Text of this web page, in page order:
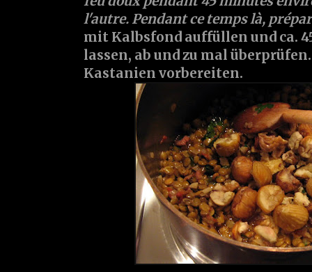
l'autre. Pendant ce temps là,
mit Kalbsfond auffüllen und ca.
lassen, ab und zu mal
Kastanien vorbereiten.